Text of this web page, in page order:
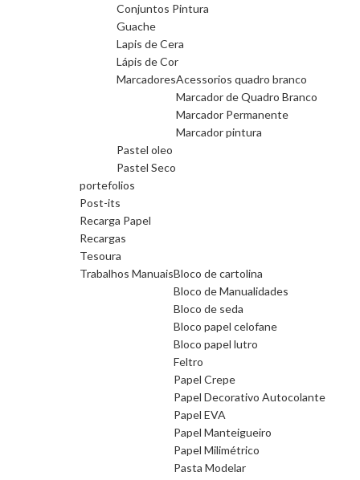
Conjuntos Pintura
Guache
Lapis de Cera
Lápis de Cor
MarcadoresAcessorios quadro branco
Marcador de Quadro Branco
Marcador Permanente
Marcador pintura
Pastel oleo
Pastel Seco
portefolios
Post-its
Recarga Papel
Recargas
Tesoura
Trabalhos ManuaisBloco de cartolina
Bloco de Manualidades
Bloco de seda
Bloco papel celofane
Bloco papel lutro
Feltro
Papel Crepe
Papel Decorativo Autocolante
Papel EVA
Papel Manteigueiro
Papel Milimétrico
Pasta Modelar